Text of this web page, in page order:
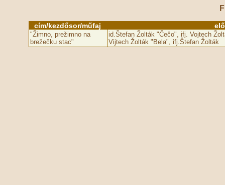
cím/kezdősor/műfaj
"Žimno, prežimno na
brežečku stac"
id.Štefan Žolták "Čečo", ifj. Vojtech
Vijtech Žolták "Bela", ifj.Štefan Žolták